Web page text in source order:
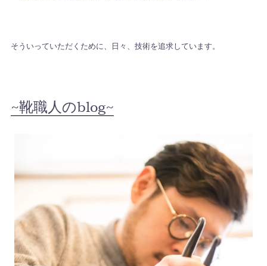
そういっていただくために、日々、技術を追求しています。
~靴職人のblog~